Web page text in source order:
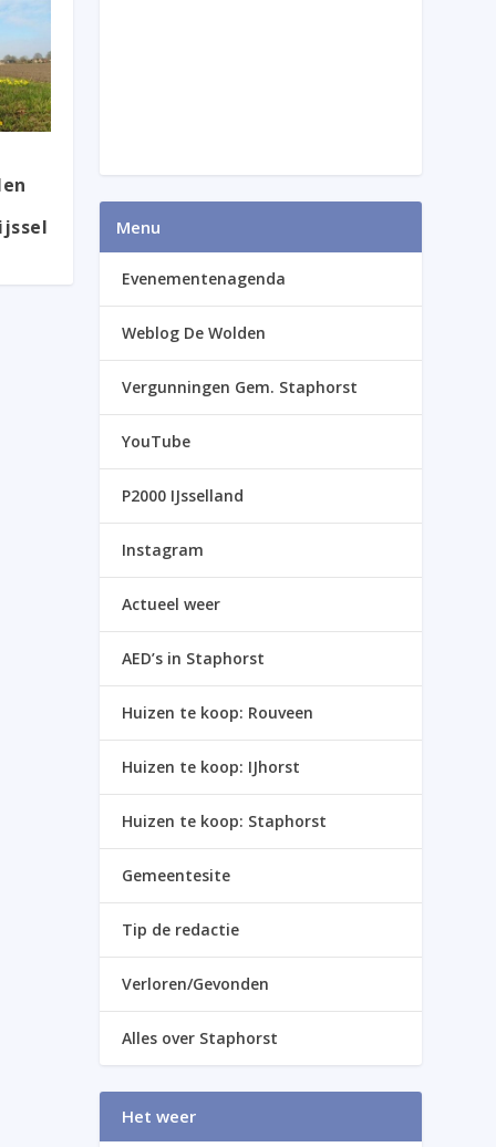
Menu
Evenementenagenda
Weblog De Wolden
Vergunningen Gem. Staphorst
YouTube
P2000 IJsselland
Instagram
Actueel weer
AED’s in Staphorst
Huizen te koop: Rouveen
Huizen te koop: IJhorst
Huizen te koop: Staphorst
Gemeentesite
Tip de redactie
Verloren/Gevonden
Alles over Staphorst
Het weer